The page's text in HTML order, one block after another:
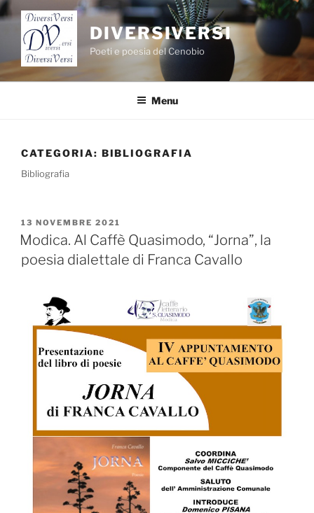
Salta
al
contenuto
DIVERSIVERSI
Poeti e poesia del Cenobio
Menu
CATEGORIA: BIBLIOGRAFIA
Bibliografia
PUBBLICATO
IL
13 NOVEMBRE 2021
Modica. Al Caffè Quasimodo, “Jorna”, la
poesia dialettale di Franca Cavallo